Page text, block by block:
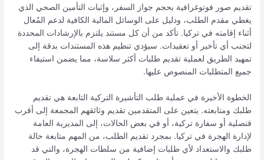
تقديم صور فوتوغرافية بحجم جواز السفر، وإثبات التأمين الصحي الذي
يغطي مقدم الطلب، ودليل على الوسائل المالية الكافية لدعم المُعال
أثناء إقامته في تركيا. تأكد من أن كل مستند يلتزم بالإرشادات المحددة
لتجنب أي تأخير أو تعقيدات. سيؤدي تنظيم هذه المستندات بدقة إلى
تمهيد الطريق لعملية تقديم طلبات أكثر سلاسة، مما يضمن استيفاء
جميع المتطلبات المنصوص عليها.
الخطوة الأخيرة في عملية طلب التأشيرة التركية التابعة هي تقديم
طلبك ومتابعته. يتعين على المتقدمين تقديم وثائقهم المجمعة إلى أقرب
قنصلية أو سفارة تركية، أو في بعض الحالات، إلى المديرية العامة
لإدارة الهجرة في تركيا. بمجرد تقديم الطلب، من المهم متابعة حالة
طلبك والاستعداد لأي طلبات إضافية من سلطات الهجرة، والتي قد